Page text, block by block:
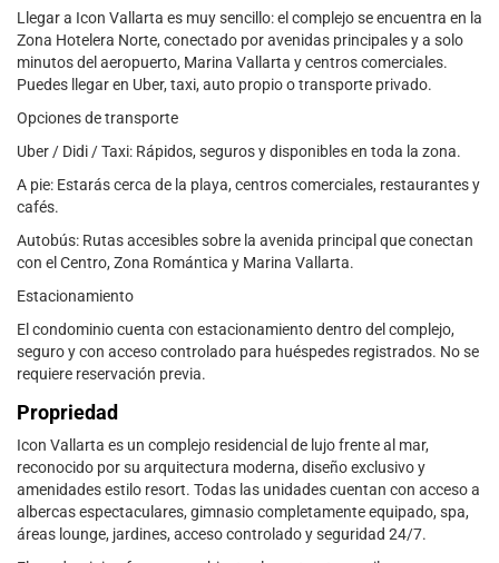
Llegar a Icon Vallarta es muy sencillo: el complejo se encuentra en la
Zona Hotelera Norte, conectado por avenidas principales y a solo
minutos del aeropuerto, Marina Vallarta y centros comerciales.
Puedes llegar en Uber, taxi, auto propio o transporte privado.
Opciones de transporte
Uber / Didi / Taxi: Rápidos, seguros y disponibles en toda la zona.
A pie: Estarás cerca de la playa, centros comerciales, restaurantes y
cafés.
Autobús: Rutas accesibles sobre la avenida principal que conectan
con el Centro, Zona Romántica y Marina Vallarta.
Estacionamiento
El condominio cuenta con estacionamiento dentro del complejo,
seguro y con acceso controlado para huéspedes registrados. No se
requiere reservación previa.
Propriedad
Icon Vallarta es un complejo residencial de lujo frente al mar,
reconocido por su arquitectura moderna, diseño exclusivo y
amenidades estilo resort. Todas las unidades cuentan con acceso a
albercas espectaculares, gimnasio completamente equipado, spa,
áreas lounge, jardines, acceso controlado y seguridad 24/7.